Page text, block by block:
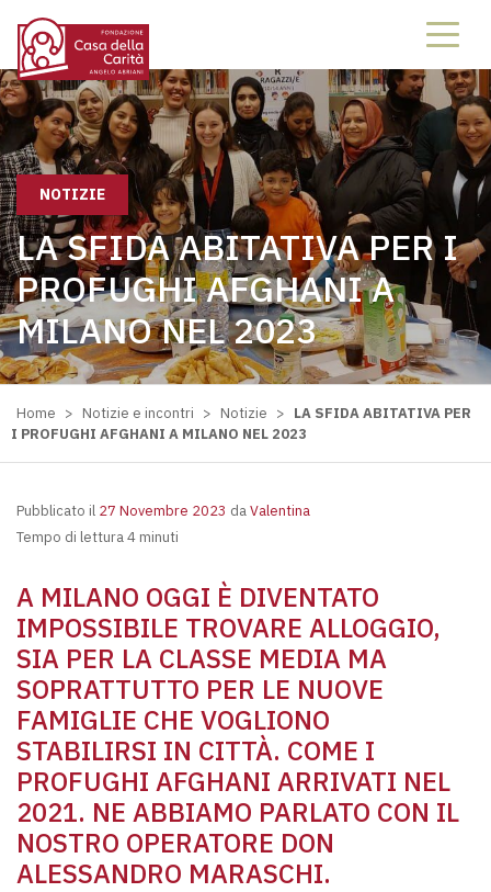
NOTIZIE
LA SFIDA ABITATIVA PER I
PROFUGHI AFGHANI A
MILANO NEL 2023
Home > Notizie e incontri > Notizie > LA SFIDA ABITATIVA PER
I PROFUGHI AFGHANI A MILANO NEL 2023
Pubblicato il 27 Novembre 2023 daValentina
Tempo di lettura 4 minuti
A MILANO OGGI È DIVENTATO
IMPOSSIBILE TROVARE ALLOGGIO,
SIA PER LA CLASSE MEDIA MA
SOPRATTUTTO PER LE NUOVE
FAMIGLIE CHE VOGLIONO
STABILIRSI IN CITTÀ. COME I
PROFUGHI AFGHANI ARRIVATI NEL
2021. NE ABBIAMO PARLATO CON IL
NOSTRO OPERATORE DON
ALESSANDRO MARASCHI.